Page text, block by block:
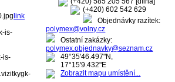
link
is-
is-
(+420) 602 542 629
Objednávky razítek:
polymex@volny.cz
Ostatní zakázky:
polymex.objednavky@seznam.cz
49°35'46.497"N,
17°15'9.432"E
Zobrazit mapu umístění...